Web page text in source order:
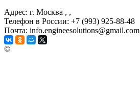
Адрес: г. Москва , ,
Телефон в России: +7 (993) 925-88-48
Почта: info.engineesolutions@gmail.com
©